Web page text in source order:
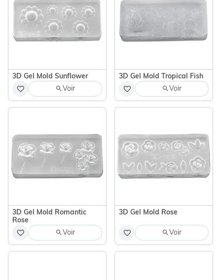
3D Gel Mold Sunflower
Voir
3D Gel Mold Tropical Fish
Voir
3D Gel Mold Romantic
Rose
Voir
3D Gel Mold Rose
Voir